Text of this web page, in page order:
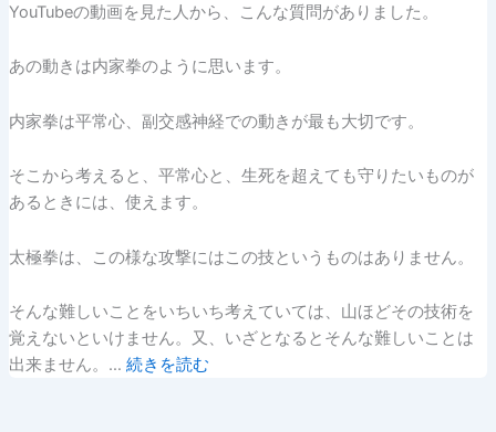
YouTubeの動画を見た人から、こんな質問がありました。
あの動きは内家拳のように思います。
内家拳は平常心、副交感神経での動きが最も大切です。
そこから考えると、平常心と、生死を超えても守りたいものが
あるときには、使えます。
太極拳は、この様な攻撃にはこの技というものはありません。
そんな難しいことをいちいち考えていては、山ほどその技術を
覚えないといけません。又、いざとなるとそんな難しいことは
出来ません。… 続きを読む